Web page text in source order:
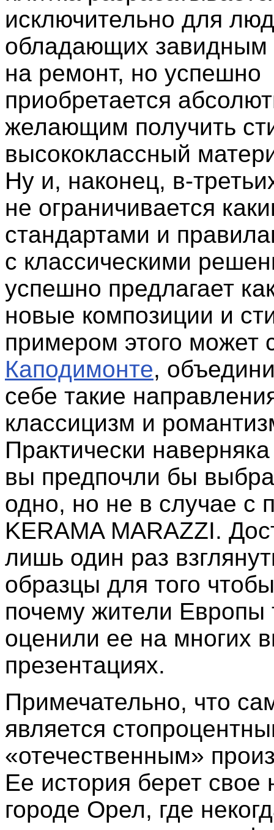
исключительно для
обладающих
на ремонт, но успешно
приобретается
желающим получить
высококлассный
Ну и, наконец, в-
не ограничивается
стандартами и
с классическими
успешно предлагает
новые композиции и
примером этого может
Каподимонте,
себе такие
классицизм и
Практически
вы предпочли бы
одно, но не в случае с
KERAMA MARAZZI.
лишь один раз
образцы для того
почему жители Европы
оценили ее на многих
презентациях.
Примечательно, что
является
«отечественным»
Ее история берет свое
городе Орел, где